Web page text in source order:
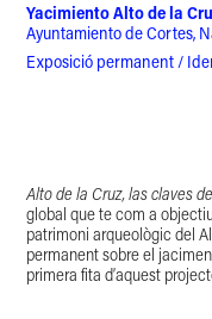
Yacimiento Alto de la
Ayuntamiento de Cortes,
Exposició permanent /
Alto de la Cruz, las claves
global que te com a
patrimoni arqueològic del
permanent sobre el
primera fita d’aquest